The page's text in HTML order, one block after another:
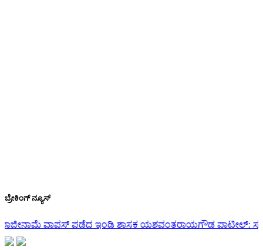
ಬ್ರೇಕಿಂಗ್ ನ್ಯೂಸ್
ಯಶವಂತರಾಯಗೌಡ ಪಾಟೀಲ್: ಸಚಿವ ಲಕ್ಷ್ಮಣ ಸವದಿ…ರಾಜ್ಯ ಸಂಪುಟ